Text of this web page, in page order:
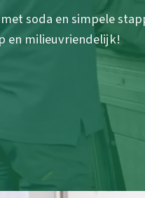
soda en simpele
en milieuvriendelijk!